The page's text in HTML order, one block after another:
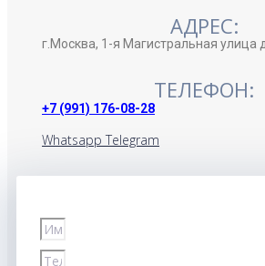
АДРЕС:
г.Москва, 1-я Магистральная улица
ТЕЛЕФОН:
+7 (991) 176-08-28
Whatsapp Telegram